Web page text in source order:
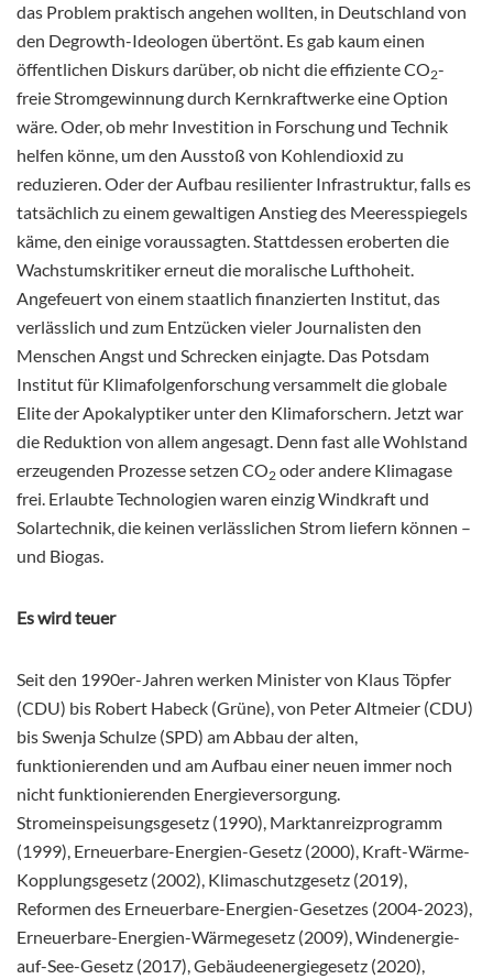
das Problem praktisch angehen wollten, in Deutschland von
den Degrowth-Ideologen übertönt. Es gab kaum einen
öffentlichen Diskurs darüber, ob nicht die effiziente CO2-
freie Stromgewinnung durch Kernkraftwerke eine Option
wäre. Oder, ob mehr Investition in Forschung und Technik
helfen könne, um den Ausstoß von Kohlendioxid zu
reduzieren. Oder der Aufbau resilienter Infrastruktur, falls es
tatsächlich zu einem gewaltigen Anstieg des Meeresspiegels
käme, den einige voraussagten. Stattdessen eroberten die
Wachstumskritiker erneut die moralische Lufthoheit.
Angefeuert von einem staatlich finanzierten Institut, das
verlässlich und zum Entzücken vieler Journalisten den
Menschen Angst und Schrecken einjagte. Das Potsdam
Institut für Klimafolgenforschung versammelt die globale
Elite der Apokalyptiker unter den Klimaforschern. Jetzt war
die Reduktion von allem angesagt. Denn fast alle Wohlstand
erzeugenden Prozesse setzen CO2 oder andere Klimagase
frei. Erlaubte Technologien waren einzig Windkraft und
Solartechnik, die keinen verlässlichen Strom liefern können –
und Biogas.
Es wird teuer
Seit den 1990er-Jahren werken Minister von Klaus Töpfer
(CDU) bis Robert Habeck (Grüne), von Peter Altmeier (CDU)
bis Swenja Schulze (SPD) am Abbau der alten,
funktionierenden und am Aufbau einer neuen immer noch
nicht funktionierenden Energieversorgung.
Stromeinspeisungsgesetz (1990), Marktanreizprogramm
(1999), Erneuerbare-Energien-Gesetz (2000), Kraft-Wärme-
Kopplungsgesetz (2002), Klimaschutzgesetz (2019),
Reformen des Erneuerbare-Energien-Gesetzes (2004-2023),
Erneuerbare-Energien-Wärmegesetz (2009), Windenergie-
auf-See-Gesetz (2017), Gebäudeenergiegesetz (2020),